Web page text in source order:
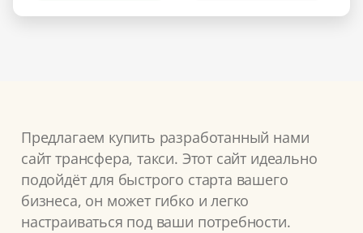
Предлагаем купить разработанный нами
сайт трансфера, такси. Этот сайт идеально
подойдёт для быстрого старта вашего
бизнеса, он может гибко и легко
настраиваться под ваши потребности.